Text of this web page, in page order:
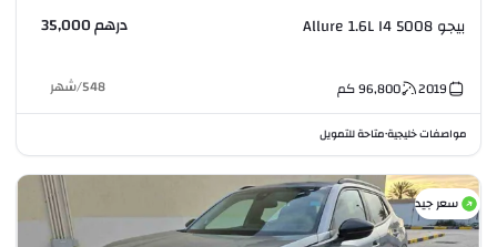
بيجو 5008 Allure 1.6L I4 درهم 35,000
2019
96,800كم 548
/شهر
مواصفات خليجية•متاحة للتمويل
سعر جيد